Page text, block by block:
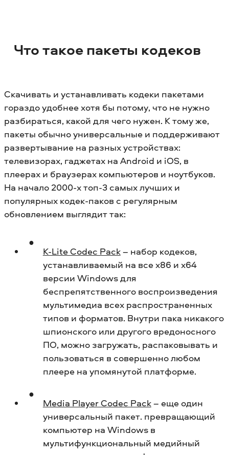
Что такое пакеты кодеков
Скачивать и устанавливать кодеки пакетами
гораздо удобнее хотя бы потому, что не нужно
разбираться, какой для чего нужен. К тому же,
пакеты обычно универсальные и поддерживают
развертывание на разных устройствах:
телевизорах, гаджетах на Android и iOS, в
плеерах и браузерах компьютеров и ноутбуков.
На начало 2000-х топ-3 самых лучших и
популярных кодек-паков с регулярным
обновлением выглядит так:
K-Lite Codec Pack– набор кодеков,
устанавливаемый на все х86 и х64
версии Windows для
беспрепятственного воспроизведения
мультимедиа всех распространенных
типов и форматов. Внутри пака никакого
шпионского или другого вредоносного
ПО, можно загружать, распаковывать и
пользоваться в совершенно любом
плеере на упомянутой платформе.
Media Player Codec Pack– еще один
универсальный пакет. превращающий
компьютер на Windows в
мультифункциональный медийный